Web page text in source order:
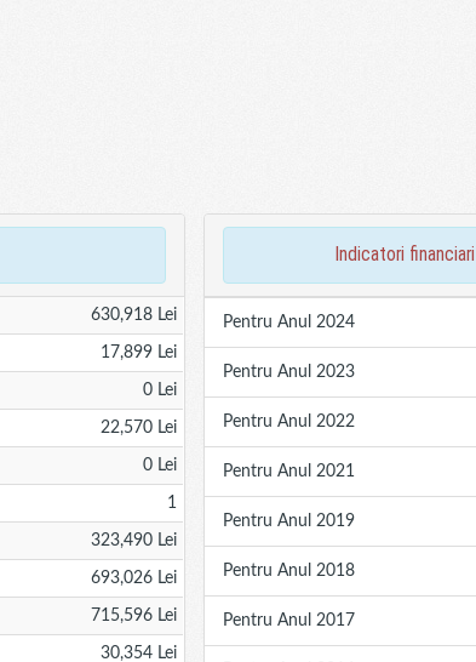
630,918 Lei
17,899 Lei
0 Lei
22,570 Lei
0 Lei
1
323,490 Lei
693,026 Lei
715,596 Lei
30,354 Lei
indicatori financiari
Pentru Anul 2024
Pentru Anul 2023
Pentru Anul 2022
Pentru Anul 2021
Pentru Anul 2019
Pentru Anul 2018
Pentru Anul 2017